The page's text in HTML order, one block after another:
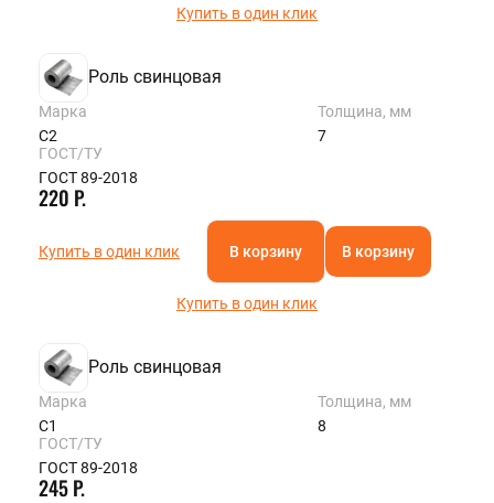
Купить в один клик
Роль свинцовая
Марка
С2
Толщина, мм
7
ГОСТ/ТУ
ГОСТ 89-2018
220 Р.
Купить в один клик В корзину В корзину
Купить в один клик
Роль свинцовая
Марка
С1
Толщина, мм
8
ГОСТ/ТУ
ГОСТ 89-2018
245 Р.